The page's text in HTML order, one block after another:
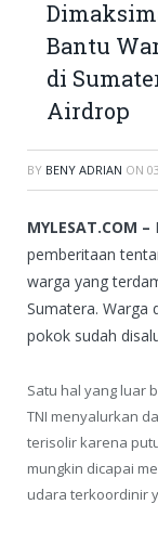
Bantu
di
Airdrop
BY BENY ADRIAN ON
MYLESAT.COM –
pemberitaan
warga yang
Sumatera. Warga
pokok sudah
Satu hal yang luar
TNI menyalurkan
terisolir karena
mungkin dicapai
udara terkoordinir